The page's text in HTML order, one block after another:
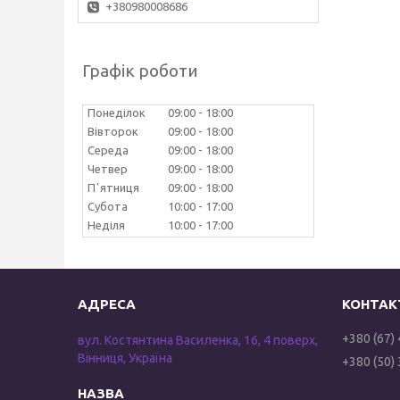
+380980008686
Графік роботи
Понеділок 09:00
18:00
Вівторок
09:00
18:00
Середа
09:00
18:00
Четвер
09:00
18:00
Пʼятниця
09:00
18:00
Субота
10:00
17:00
Неділя
10:00 17:00
вул. Костянтина Василенка, 16, 4 поверх,
Вінниця, Україна
+380 (67)
+380 (50)